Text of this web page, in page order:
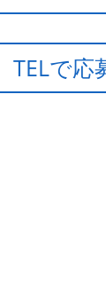
TELで応